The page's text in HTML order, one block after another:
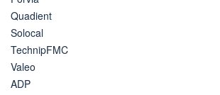
Quadient
Solocal
TechnipFMC
Valeo
ADP